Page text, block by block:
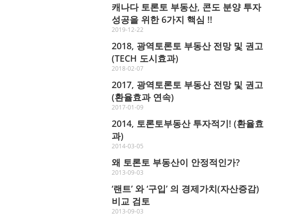
캐나다 토론토 부동산, 콘도 분양 투자
성공을 위한 6가지 핵심 !!
2019-12-22
2018, 광역토론토 부동산 전망 및 권고
(TECH 도시효과)
2018-02-07
2017, 광역토론토 부동산 전망 및 권고
(환율효과 연속)
2017-01-09
2014, 토론토부동산 투자적기! (환율효
과)
2014-03-05
왜 토론토 부동산이 안정적인가?
2013-09-03
‘랜트’ 와 ‘구입’ 의 경제가치(자산증감)
비교 검토
2013-09-03